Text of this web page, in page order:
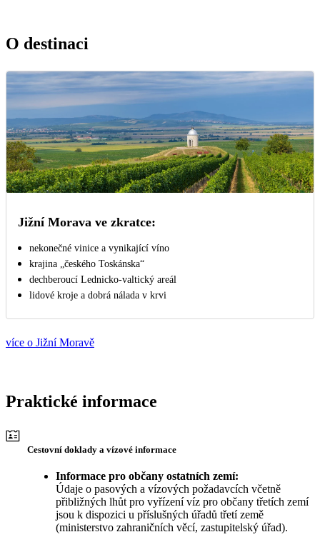
O destinaci
Jižní Morava ve zkratce:
nekonečné vinice a vynikající víno
krajina „českého Toskánska“
dechberoucí Lednicko-valtický areál
lidové kroje a dobrá nálada v krvi
více o Jižní Moravě
Praktické informace
Cestovní doklady a vízové informace
Informace pro občany ostatních zemí:
Údaje o pasových a vízových požadavcích včetně
přibližných lhůt pro vyřízení víz pro občany třetích zemí
jsou k dispozici u příslušných úřadů třetí země
(ministerstvo zahraničních věcí, zastupitelský úřad).